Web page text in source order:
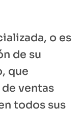
o es
de su
que
ventas
todos sus